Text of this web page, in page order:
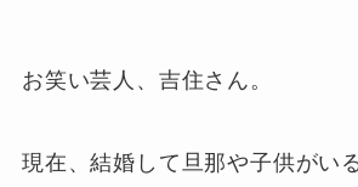
お笑い芸人、吉住さん。
現在、結婚して旦那や子供がい